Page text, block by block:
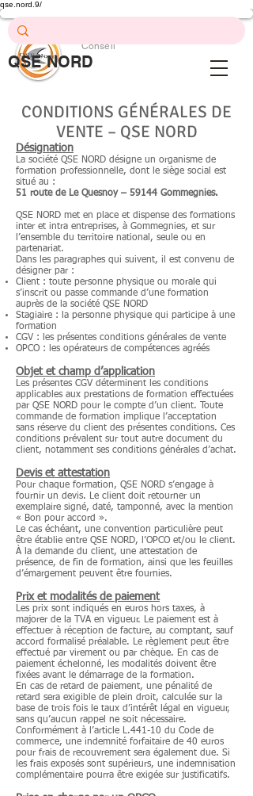
qse.nord.9/
QSE Nord
Conseil
QSE NORD
CONDITIONS GÉNÉRALES DE
VENTE – QSE NORD
Désignation
La société QSE NORD désigne un organisme de
formation professionnelle, dont le siège social est
situé au :
51 route de Le Quesnoy – 59144 Gommegnies.
QSE NORD met en place et dispense des formations
inter et intra entreprises, à Gommegnies, et sur
l’ensemble du territoire national, seule ou en
partenariat.
Dans les paragraphes qui suivent, il est convenu de
désigner par :
Client : toute personne physique ou morale qui
s’inscrit ou passe commande d’une formation
auprès de la société QSE NORD
Stagiaire : la personne physique qui participe à une
formation
CGV : les présentes conditions générales de vente
OPCO : les opérateurs de compétences agréés
Objet et champ d’application
Les présentes CGV déterminent les conditions
applicables aux prestations de formation effectuées
par QSE NORD pour le compte d’un client. Toute
commande de formation implique l’acceptation
sans réserve du client des présentes conditions. Ces
conditions prévalent sur tout autre document du
client, notamment ses conditions générales d’achat.
Devis et attestation
Pour chaque formation, QSE NORD s’engage à
fournir un devis. Le client doit retourner un
exemplaire signé, daté, tamponné, avec la mention
« Bon pour accord ».
Le cas échéant, une convention particulière peut
être établie entre QSE NORD, l’OPCO et/ou le client.
À la demande du client, une attestation de
présence, de fin de formation, ainsi que les feuilles
d’émargement peuvent être fournies.
Prix et modalités de paiement
Les prix sont indiqués en euros hors taxes, à
majorer de la TVA en vigueur. Le paiement est à
effectuer à réception de facture, au comptant, sauf
accord formalisé préalable. Le règlement peut être
effectué par virement ou par chèque. En cas de
paiement échelonné, les modalités doivent être
fixées avant le démarrage de la formation.
En cas de retard de paiement, une pénalité de
retard sera exigible de plein droit, calculée sur la
base de trois fois le taux d’intérêt légal en vigueur,
sans qu’aucun rappel ne soit nécessaire.
Conformément à l’article L.441-10 du Code de
commerce, une indemnité forfaitaire de 40 euros
pour frais de recouvrement sera également due. Si
les frais exposés sont supérieurs, une indemnisation
complémentaire pourra être exigée sur justificatifs.